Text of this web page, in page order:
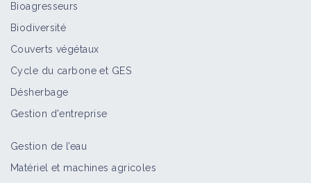
Bioagresseurs
Biodiversité
Couverts végétaux
Cycle du carbone et GES
Désherbage
Gestion d'entreprise
Gestion de l’eau
Matériel et machines agricoles